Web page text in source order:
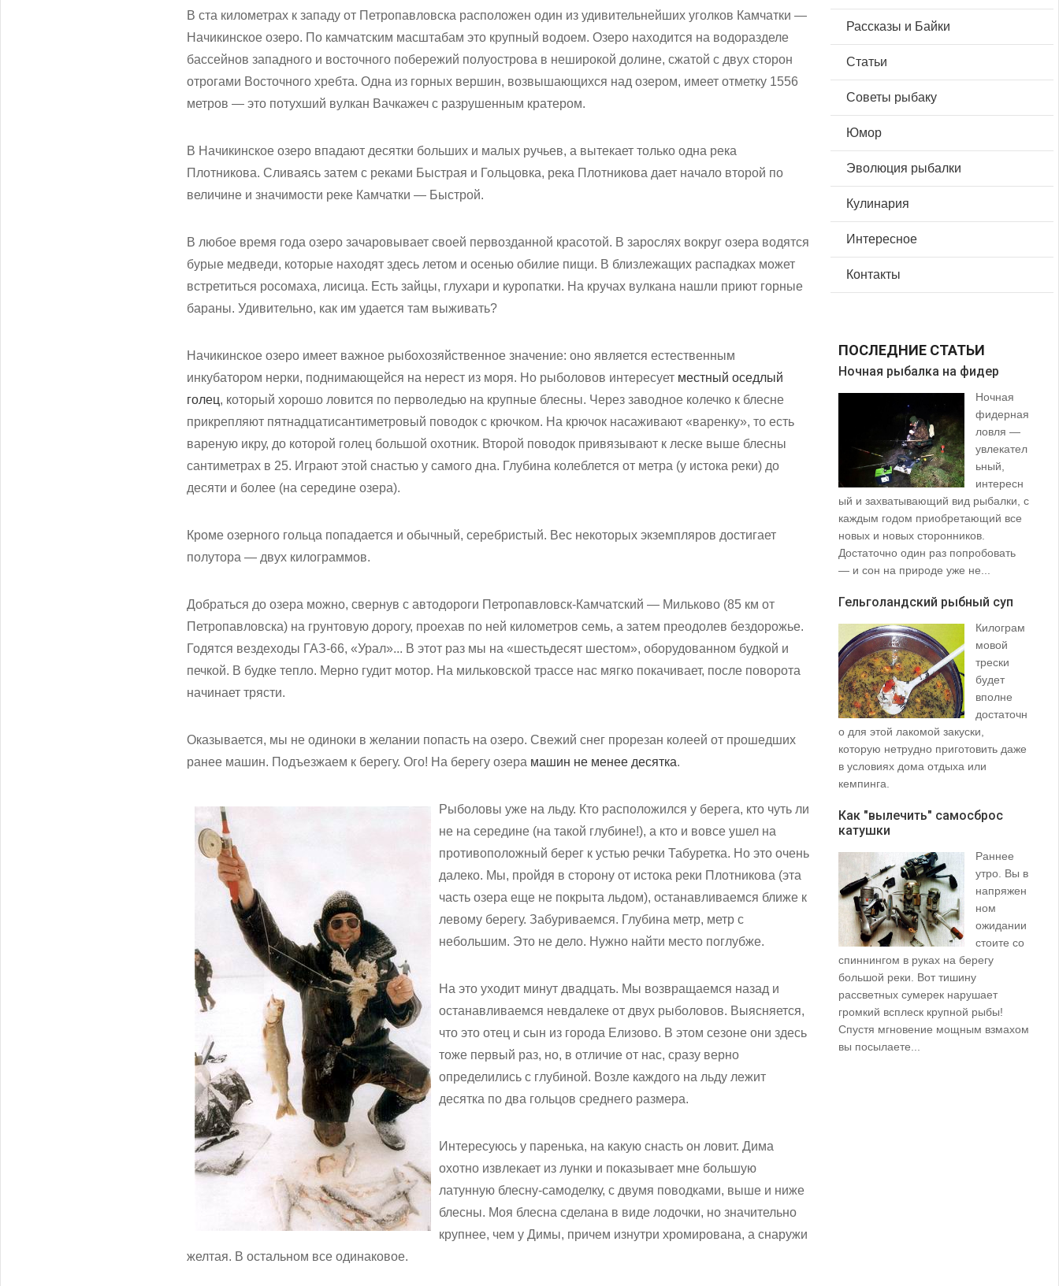
В ста километрах к западу от Петропавловска расположен один из удивительнейших уголков Камчатки —
Начикинское озеро. По камчатским масштабам это крупный водоем. Озеро находится на водоразделе
бассейнов западного и восточного побережий полуострова в неширокой долине, сжатой с двух сторон
отрогами Восточного хребта. Одна из горных вершин, возвышающихся над озером, имеет отметку 1556
метров — это потухший вулкан Вачкажеч с разрушенным кратером.
В Начикинское озеро впадают десятки больших и малых ручьев, а вытекает только одна река
Плотникова. Сливаясь затем с реками Быстрая и Гольцовка, река Плотникова дает начало второй по
величине и значимости реке Камчатки — Быстрой.
В любое время года озеро зачаровывает своей первозданной красотой. В зарослях вокруг озера водятся
бурые медведи, которые находят здесь летом и осенью обилие пищи. В близлежащих распадках может
встретиться росомаха, лисица. Есть зайцы, глухари и куропатки. На кручах вулкана нашли приют горные
бараны. Удивительно, как им удается там выживать?
Начикинское озеро имеет важное рыбохозяйственное значение: оно является естественным
инкубатором нерки, поднимающейся на нерест из моря. Но рыболовов интересует местный оседлый
голец, который хорошо ловится по перволедью на крупные блесны. Через заводное колечко к блесне
прикрепляют пятнадцатисантиметровый поводок с крючком. На крючок насаживают «варенку», то есть
вареную икру, до которой голец большой охотник. Второй поводок привязывают к леске выше блесны
сантиметрах в 25. Играют этой снастью у самого дна. Глубина колеблется от метра (у истока реки) до
десяти и более (на середине озера).
Кроме озерного гольца попадается и обычный, серебристый. Вес некоторых экземпляров достигает
полутора — двух килограммов.
Добраться до озера можно, свернув с автодороги Петропавловск-Камчатский — Мильково (85 км от
Петропавловска) на грунтовую дорогу, проехав по ней километров семь, а затем преодолев бездорожье.
Годятся вездеходы ГАЗ-66, «Урал»... В этот раз мы на «шестьдесят шестом», оборудованном будкой и
печкой. В будке тепло. Мерно гудит мотор. На мильковской трассе нас мягко покачивает, после поворота
начинает трясти.
Оказывается, мы не одиноки в желании попасть на озеро. Свежий снег прорезан колеей от прошедших
ранее машин. Подъезжаем к берегу. Ого! На берегу озера машин не менее десятка.
Рыболовы уже на льду. Кто расположился у берега, кто чуть ли
не на середине (на такой глубине!), а кто и вовсе ушел на
противоположный берег к устью речки Табуретка. Но это очень
далеко. Мы, пройдя в сторону от истока реки Плотникова (эта
часть озера еще не покрыта льдом), останавливаемся ближе к
левому берегу. Забуриваемся. Глубина метр, метр с
небольшим. Это не дело. Нужно найти место поглубже.
На это уходит минут двадцать. Мы возвращаемся назад и
останавливаемся невдалеке от двух рыболовов. Выясняется,
что это отец и сын из города Елизово. В этом сезоне они здесь
тоже первый раз, но, в отличие от нас, сразу верно
определились с глубиной. Возле каждого на льду лежит
десятка по два гольцов среднего размера.
Интересуюсь у паренька, на какую снасть он ловит. Дима
охотно извлекает из лунки и показывает мне большую
латунную блесну-самоделку, с двумя поводками, выше и ниже
блесны. Моя блесна сделана в виде лодочки, но значительно
крупнее, чем у Димы, причем изнутри хромирована, а снаружи
желтая. В остальном все одинаковое.
Рассказы и Байки
Статьи
Советы рыбаку
Юмор
Эволюция рыбалки
Кулинария
Интересное
Контакты
ПОСЛЕДНИЕ СТАТЬИ
Ночная рыбалка на фидер
Ночная
фидерная
ловля —
увлекател
ьный,
интересн
ый и захватывающий вид рыбалки, с
каждым годом приобретающий все
новых и новых сторонников.
Достаточно один раз попробовать
— и сон на природе уже не...
Гельголандский рыбный суп
Килограм
мовой
трески
будет
вполне
достаточн
о для этой лакомой закуски,
которую нетрудно приготовить даже
в условиях дома отдыха или
кемпинга.
Как "вылечить" самосброс
катушки
Раннее
утро. Вы в
напряжен
ном
ожидании
стоите со
спиннингом в руках на берегу
большой реки. Вот тишину
рассветных сумерек нарушает
громкий всплеск крупной рыбы!
Спустя мгновение мощным взмахом
вы посылаете...